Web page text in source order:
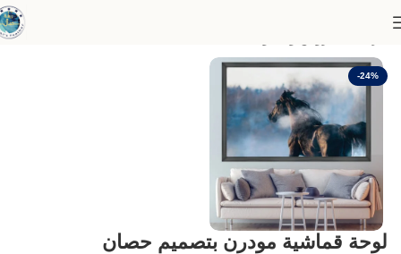
-24%
لوحة قماشية مودرن بتصميم حصان